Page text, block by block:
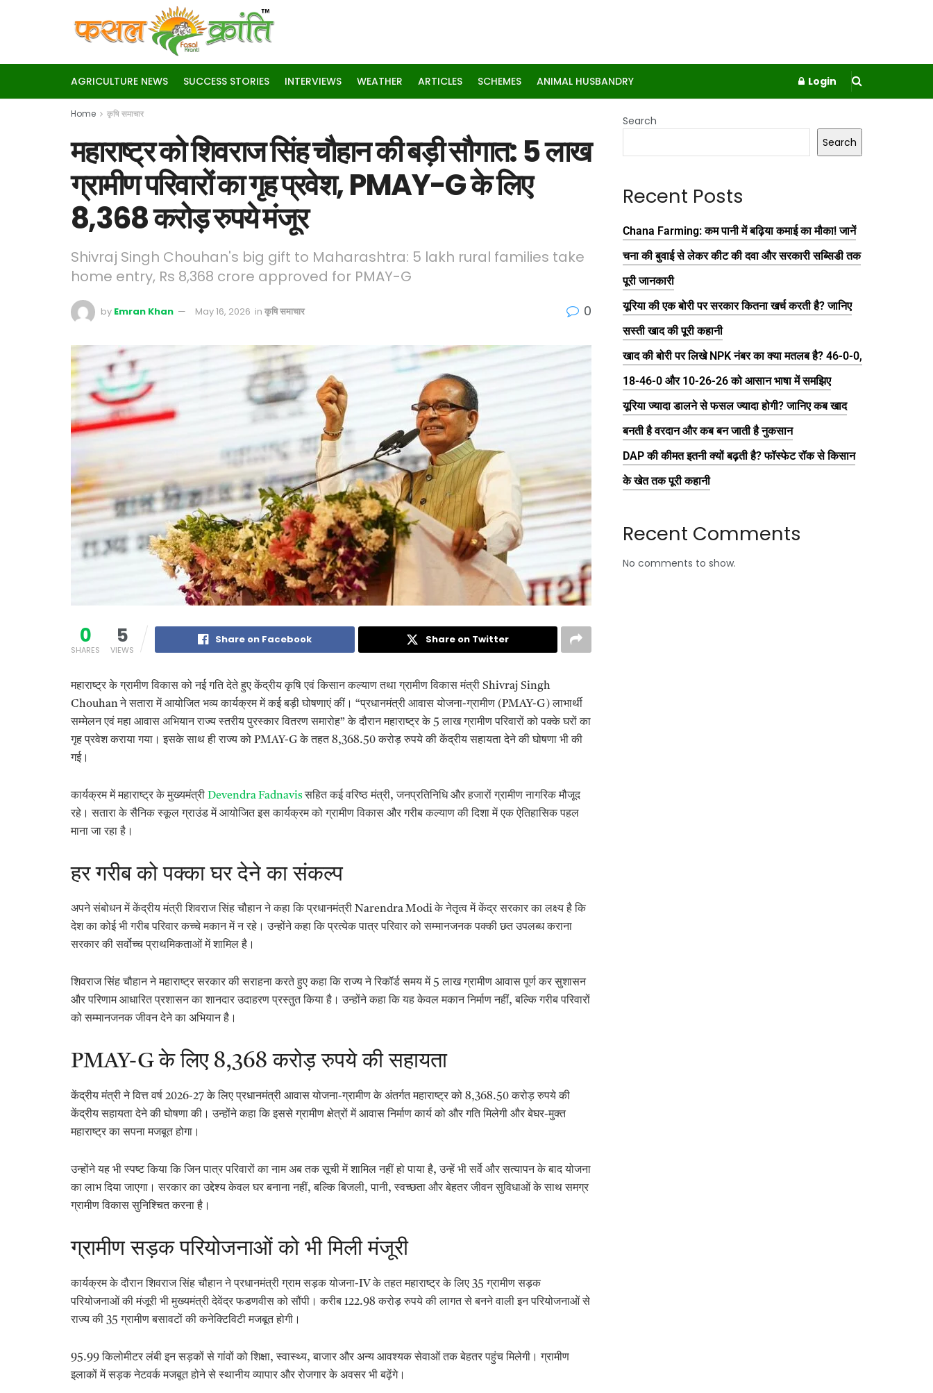
AGRICULTURE NEWS SUCCESS STORIES INTERVIEWS WEATHER ARTICLES SCHEMES ANIMAL HUSBANDRY Login
Home कृषि समाचार
महाराष्ट्र को शिवराज सिंह चौहान की बड़ी सौगात: 5 लाख
ग्रामीण परिवारों का गृह प्रवेश, PMAY-G के लिए
8,368 करोड़ रुपये मंजूर
Shivraj Singh Chouhan's big gift to Maharashtra: 5 lakh rural families take
home entry, Rs 8,368 crore approved for PMAY-G
by Emran Khan May 16, 2026 in कृषि समाचार 0
0
SHARES
5
VIEWS
Share on Facebook Share on Twitter
महाराष्ट्र के ग्रामीण विकास को नई गति देते हुए केंद्रीय कृषि एवं किसान कल्याण तथा ग्रामीण विकास मंत्री Shivraj Singh
Chouhan ने सतारा में आयोजित भव्य कार्यक्रम में कई बड़ी घोषणाएं कीं। “प्रधानमंत्री आवास योजना-ग्रामीण (PMAY-G) लाभार्थी
सम्मेलन एवं महा आवास अभियान राज्य स्तरीय पुरस्कार वितरण समारोह” के दौरान महाराष्ट्र के 5 लाख ग्रामीण परिवारों को पक्के घरों का
गृह प्रवेश कराया गया। इसके साथ ही राज्य को PMAY-G के तहत 8,368.50 करोड़ रुपये की केंद्रीय सहायता देने की घोषणा भी की
गई।
कार्यक्रम में महाराष्ट्र के मुख्यमंत्री Devendra Fadnavisसहित कई वरिष्ठ मंत्री, जनप्रतिनिधि और हजारों ग्रामीण नागरिक मौजूद
रहे। सतारा के सैनिक स्कूल ग्राउंड में आयोजित इस कार्यक्रम को ग्रामीण विकास और गरीब कल्याण की दिशा में एक ऐतिहासिक पहल
माना जा रहा है।
हर गरीब को पक्का घर देने का संकल्प
अपने संबोधन में केंद्रीय मंत्री शिवराज सिंह चौहान ने कहा कि प्रधानमंत्री Narendra Modi के नेतृत्व में केंद्र सरकार का लक्ष्य है कि
देश का कोई भी गरीब परिवार कच्चे मकान में न रहे। उन्होंने कहा कि प्रत्येक पात्र परिवार को सम्मानजनक पक्की छत उपलब्ध कराना
सरकार की सर्वोच्च प्राथमिकताओं में शामिल है।
शिवराज सिंह चौहान ने महाराष्ट्र सरकार की सराहना करते हुए कहा कि राज्य ने रिकॉर्ड समय में 5 लाख ग्रामीण आवास पूर्ण कर सुशासन
और परिणाम आधारित प्रशासन का शानदार उदाहरण प्रस्तुत किया है। उन्होंने कहा कि यह केवल मकान निर्माण नहीं, बल्कि गरीब परिवारों
को सम्मानजनक जीवन देने का अभियान है।
PMAY-G के लिए 8,368 करोड़ रुपये की सहायता
केंद्रीय मंत्री ने वित्त वर्ष 2026-27 के लिए प्रधानमंत्री आवास योजना-ग्रामीण के अंतर्गत महाराष्ट्र को 8,368.50 करोड़ रुपये की
केंद्रीय सहायता देने की घोषणा की। उन्होंने कहा कि इससे ग्रामीण क्षेत्रों में आवास निर्माण कार्य को और गति मिलेगी और बेघर-मुक्त
महाराष्ट्र का सपना मजबूत होगा।
उन्होंने यह भी स्पष्ट किया कि जिन पात्र परिवारों का नाम अब तक सूची में शामिल नहीं हो पाया है, उन्हें भी सर्वे और सत्यापन के बाद योजना
का लाभ दिया जाएगा। सरकार का उद्देश्य केवल घर बनाना नहीं, बल्कि बिजली, पानी, स्वच्छता और बेहतर जीवन सुविधाओं के साथ समग्र
ग्रामीण विकास सुनिश्चित करना है।
ग्रामीण सड़क परियोजनाओं को भी मिली मंजूरी
कार्यक्रम के दौरान शिवराज सिंह चौहान ने प्रधानमंत्री ग्राम सड़क योजना-IV के तहत महाराष्ट्र के लिए 35 ग्रामीण सड़क
परियोजनाओं की मंजूरी भी मुख्यमंत्री देवेंद्र फडणवीस को सौंपी। करीब 122.98 करोड़ रुपये की लागत से बनने वाली इन परियोजनाओं से
राज्य की 35 ग्रामीण बसावटों की कनेक्टिविटी मजबूत होगी।
95.99 किलोमीटर लंबी इन सड़कों से गांवों को शिक्षा, स्वास्थ्य, बाजार और अन्य आवश्यक सेवाओं तक बेहतर पहुंच मिलेगी। ग्रामीण
इलाकों में सड़क नेटवर्क मजबूत होने से स्थानीय व्यापार और रोजगार के अवसर भी बढ़ेंगे।
Search
Search
Recent Posts
Chana Farming: कम पानी में बढ़िया कमाई का मौका! जानें
चना की बुवाई से लेकर कीट की दवा और सरकारी सब्सिडी तक
पूरी जानकारी
यूरिया की एक बोरी पर सरकार कितना खर्च करती है? जानिए
सस्ती खाद की पूरी कहानी
खाद की बोरी पर लिखे NPK नंबर का क्या मतलब है? 46-0-0,
18-46-0 और 10-26-26 को आसान भाषा में समझिए
यूरिया ज्यादा डालने से फसल ज्यादा होगी? जानिए कब खाद
बनती है वरदान और कब बन जाती है नुकसान
DAP की कीमत इतनी क्यों बढ़ती है? फॉस्फेट रॉक से किसान
के खेत तक पूरी कहानी
Recent Comments
No comments to show.